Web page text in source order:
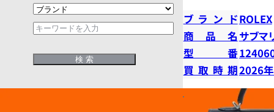
ブランドROLEX
商品名 サブマ
型番
買取時期2026